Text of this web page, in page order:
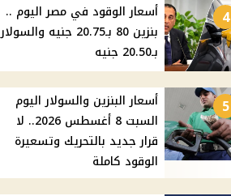
4
أسعار الوقود في مصر اليوم ..
بنزين 80 بـ20.75 جنيه والسولار
بـ20.50 جنيه
5
أسعار البنزين والسولار اليوم
السبت 8 أغسطس 2026.. لا
قرار جديد بالتحريك وتسعيرة
الوقود كاملة